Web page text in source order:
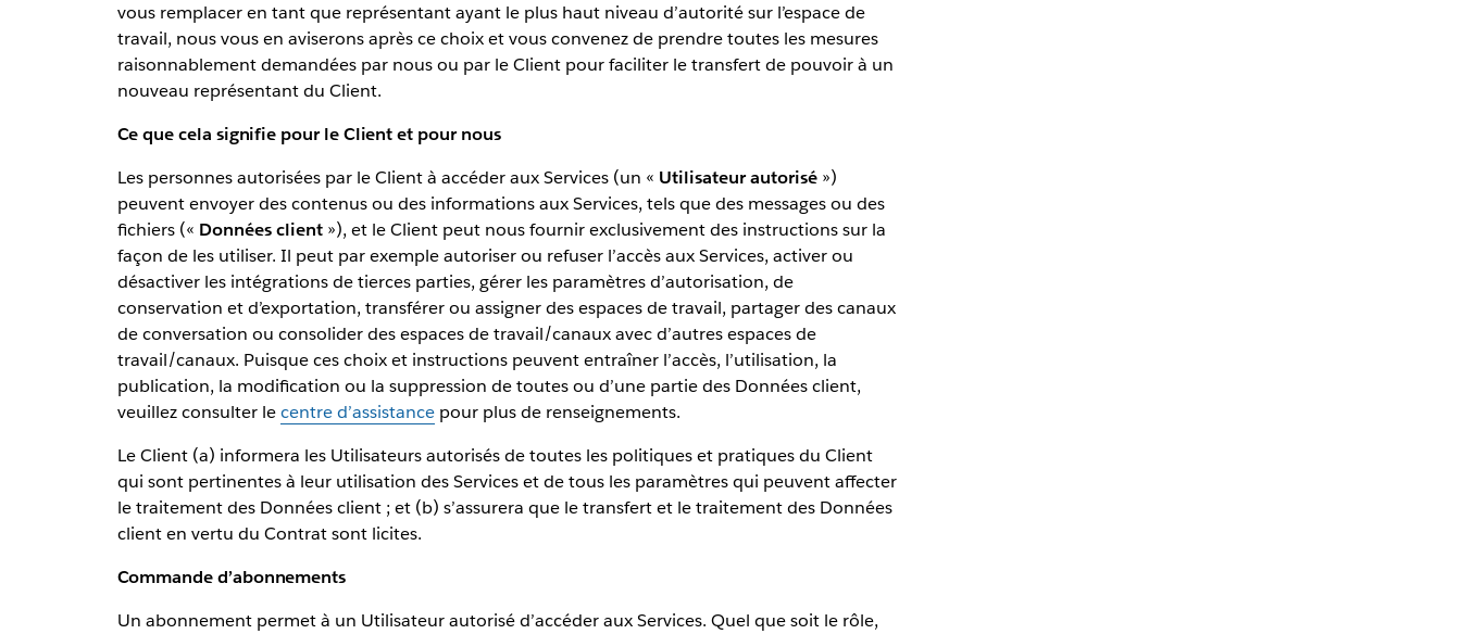
vous remplacer en tant que représentant ayant le plus haut niveau d’autorité sur l’espace de
travail, nous vous en aviserons après ce choix et vous convenez de prendre toutes les mesures
raisonnablement demandées par nous ou par le Client pour faciliter le transfert de pouvoir à un
nouveau représentant du Client.
Ce que cela signifie pour le Client et pour nous
Les personnes autorisées par le Client à accéder aux Services (un « Utilisateur autorisé»)
peuvent envoyer des contenus ou des informations aux Services, tels que des messages ou des
fichiers (« Données client»), et le Client peut nous fournir exclusivement des instructions sur la
façon de les utiliser. Il peut par exemple autoriser ou refuser l’accès aux Services, activer ou
désactiver les intégrations de tierces parties, gérer les paramètres d’autorisation, de
conservation et d’exportation, transférer ou assigner des espaces de travail, partager des canaux
de conversation ou consolider des espaces de travail/canaux avec d’autres espaces de
travail/canaux. Puisque ces choix et instructions peuvent entraîner l’accès, l’utilisation, la
publication, la modification ou la suppression de toutes ou d’une partie des Données client,
veuillez consulter lecentre d’assistancepour plus de renseignements.
Le Client (a) informera les Utilisateurs autorisés de toutes les politiques et pratiques du Client
qui sont pertinentes à leur utilisation des Services et de tous les paramètres qui peuvent affecter
le traitement des Données client ; et (b) s’assurera que le transfert et le traitement des Données
client en vertu du Contrat sont licites.
Commande d’abonnements
Un abonnement permet à un Utilisateur autorisé d’accéder aux Services. Quel que soit le rôle,